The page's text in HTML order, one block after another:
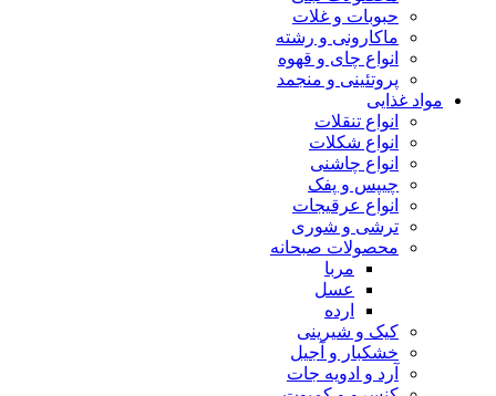
حبوبات و غلات
ماکارونی و رشته
انواع چای و قهوه
پروتئینی و منجمد
مواد غذایی
انواع تنقلات
انواع شکلات
انواع چاشنی
چیپس و پفک
انواع عرقیجات
ترشی و شوری
محصولات صبحانه
مربا
عسل
ارده
کیک و شیرینی
خشکبار و آجیل
آرد و ادویه جات